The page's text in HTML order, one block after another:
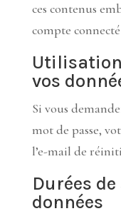
ces contenus
compte
vos
Si vous
mot de passe,
l’e-mail de
Durées
données